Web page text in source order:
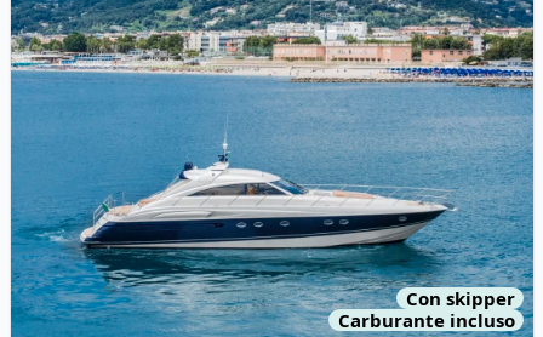
Con skipper
Carburante incluso